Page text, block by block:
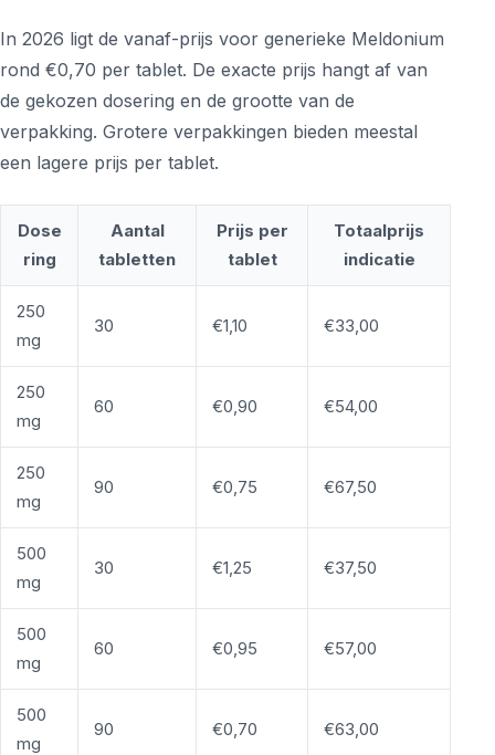
In 2026 ligt de vanaf-prijs voor generieke Meldonium
rond €0,70 per tablet. De exacte prijs hangt af van
de gekozen dosering en de grootte van de
verpakking. Grotere verpakkingen bieden meestal
een lagere prijs per tablet.
Dose
ring
Aantal
tabletten
Prijs per
tablet
Totaalprijs
indicatie
250
mg
30 €1,10 €33,00
250
mg
60 €0,90 €54,00
250
mg
90 €0,75 €67,50
500
mg
30 €1,25 €37,50
500
mg
60 €0,95 €57,00
500
mg
90 €0,70 €63,00